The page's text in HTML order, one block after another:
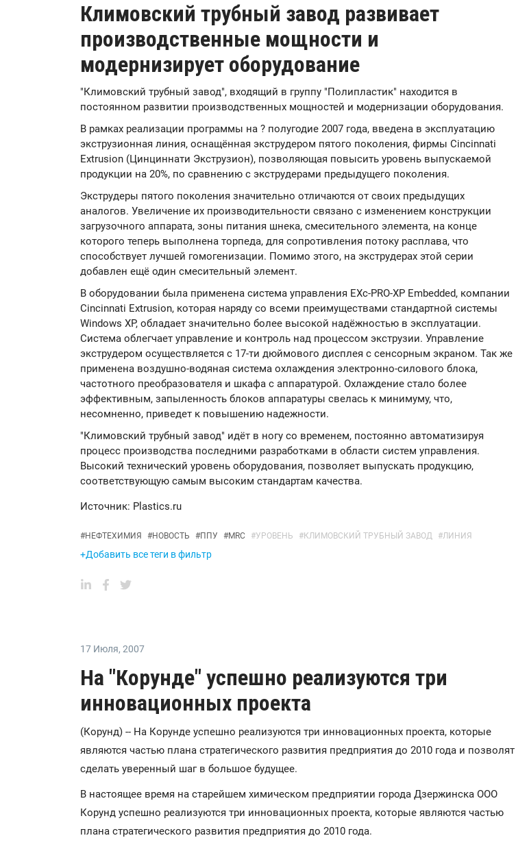
Климовский трубный завод развивает
производственные мощности и
модернизирует оборудование
"Климовский трубный завод", входящий в группу "Полипластик" находится в
постоянном развитии производственных мощностей и модернизации оборудования.
В рамках реализации программы на ? полугодие 2007 года, введена в эксплуатацию
экструзионная линия, оснащённая экструдером пятого поколения, фирмы Cincinnati
Extrusion (Цинциннати Экструзион), позволяющая повысить уровень выпускаемой
продукции на 20%, по сравнению с экструдерами предыдущего поколения.
Экструдеры пятого поколения значительно отличаются от своих предыдущих
аналогов. Увеличение их производительности связано с изменением конструкции
загрузочного аппарата, зоны питания шнека, смесительного элемента, на конце
которого теперь выполнена торпеда, для сопротивления потоку расплава, что
способствует лучшей гомогенизации. Помимо этого, на экструдерах этой серии
добавлен ещё один смесительный элемент.
В оборудовании была применена система управления EXc-PRO-XP Embedded, компании
Cincinnati Extrusion, которая наряду со всеми преимуществами стандартной системы
Windows XP, обладает значительно более высокой надёжностью в эксплуатации.
Система облегчает управление и контроль над процессом экструзии. Управление
экструдером осуществляется с 17-ти дюймового дисплея с сенсорным экраном. Так же
применена воздушно-водяная система охлаждения электронно-силового блока,
частотного преобразователя и шкафа с аппаратурой. Охлаждение стало более
эффективным, запыленность блоков аппаратуры свелась к минимуму, что,
несомненно, приведет к повышению надежности.
"Климовский трубный завод" идёт в ногу со временем, постоянно автоматизируя
процесс производства последними разработками в области систем управления.
Высокий технический уровень оборудования, позволяет выпускать продукцию,
соответствующую самым высоким стандартам качества.
Источник: Plastics.ru
#НЕФТЕХИМИЯ #НОВОСТЬ #ППУ #MRC #УРОВЕНЬ #КЛИМОВСКИЙ ТРУБНЫЙ ЗАВОД #ЛИНИЯ
+Добавить все теги в фильтр
17 Июля, 2007
На "Корунде" успешно реализуются три
инновационных проекта
(Корунд) -- На Корунде успешно реализуются три инновационных проекта, которые
являются частью плана стратегического развития предприятия до 2010 года и позволят
сделать уверенный шаг в большое будущее.
В настоящее время на старейшем химическом предприятии города Дзержинска ООО
Корунд успешно реализуются три инновационных проекта, которые являются частью
плана стратегического развития предприятия до 2010 года.